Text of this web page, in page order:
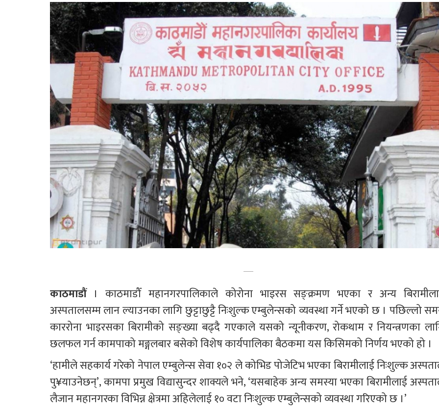
काठमाडौं । काठमाडौँ महानगरपालिकाले कोरोना भाइरस सङ्क्रमण भएका र अन्य
अस्पतालसम्म लान ल्याउनका लागि छुट्टाछुट्टै निःशुल्क एम्बुलेन्सको व्यवस्था गर्ने भएको छ । पछिल्लो
काररोना भाइरसका बिरामीको सङ्ख्या बढ्दै गएकाले यसको न्यूनीकरण, रोकथाम र नियन्त्रणका
छलफल गर्न कामपाको मङ्गलबार बसेको विशेष कार्यपालिका बैठकमा यस किसिमको निर्णय भएको हो ।
‘हामीले सहकार्य गरेको नेपाल एम्बुलेन्स सेवा १०२ ले कोभिड पोजेटिभ भएका बिरामीलाई निःशुल्क
पु¥याउनेछन्’, कामपा प्रमुख विद्यासुन्दर शाक्यले भने, ‘यसबाहेक अन्य समस्या भएका बिरामीलाई
लैजान महानगरका विभिन्न क्षेत्रमा अहिलेलाई १० वटा निःशुल्क एम्बुलेन्सको व्यवस्था गरिएको छ ।’